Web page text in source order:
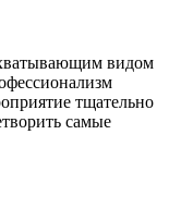
видом
тщательно
самые